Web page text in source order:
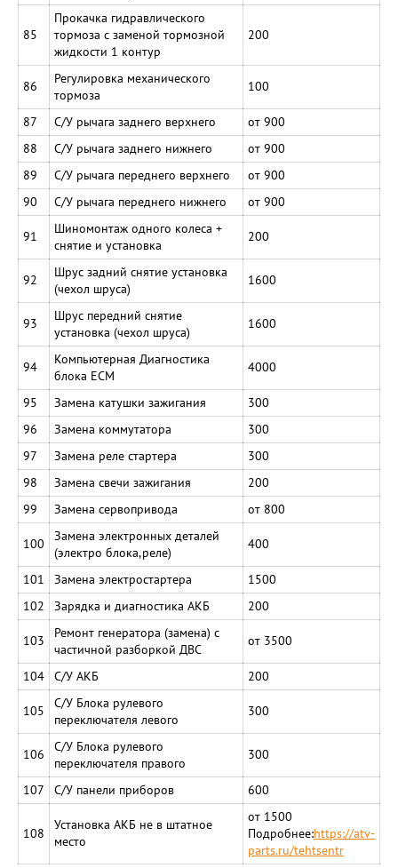
85
Прокачка гидравлического
тормоза с заменой тормозной
жидкости 1 контур
200
86
Регулировка механического
тормоза
100
87 С/У рычага заднего верхнего
от 900
88
С/У рычага заднего нижнего
от 900
89
С/У рычага переднего верхнего
от 900
90
С/У рычага переднего нижнего от 900
91
Шиномонтаж одного колеса +
снятие и установка
200
92
Шрус задний снятие установка
(чехол шруса)
1600
93
Шрус передний снятие
установка (чехол шруса)
1600
94
Компьютерная Диагностика
блока ЕСМ
4000
95 Замена катушки зажигания
300
96
Замена коммутатора
300
97
Замена реле стартера
300
98
Замена свечи зажигания
200
99
Замена сервопривода от 800
100
Замена электронных деталей
(электро блока,реле)
400
101 Замена электростартера
1500
102
Зарядка и диагностика АКБ 200
103
Ремонт генератора (замена) с
частичной разборкой ДВС
от 3500
104 С/У АКБ 200
105
С/У Блока рулевого
переключателя левого
300
106
С/У Блока рулевого
переключателя правого
300
107 С/У панели приборов 600
108
Установка АКБ не в штатное
место
от 1500
Подробнее:https://atv-
parts.ru/tehtsentr